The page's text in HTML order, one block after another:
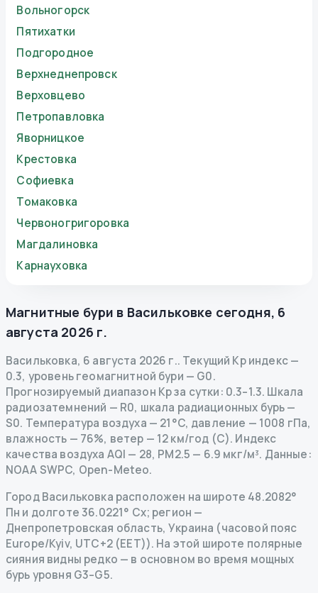
Вольногорск
Пятихатки
Подгородное
Верхнеднепровск
Верховцево
Петропавловка
Яворницкое
Крестовка
Софиевка
Томаковка
Червоногригоровка
Магдалиновка
Карнауховка
Магнитные бури в Васильковке сегодня, 6
августа 2026 г.
Васильковка, 6 августа 2026 г.. Текущий Kp индекс—
0.3, уровень геомагнитной бури — G0.
Прогнозируемый диапазон Kp за сутки: 0.3–1.3. Шкала
радиозатемнений — R0, шкала радиационных бурь—
S0. Температура воздуха — 21°C, давление — 1008 гПа,
влажность — 76%, ветер — 12 км/год (С). Индекс
качества воздуха AQI — 28, PM2.5 — 6.9 мкг/м³. Данные:
NOAA SWPC, Open-Meteo.
Город Васильковка расположен на широте 48.2082°
Пн и долготе 36.0221° Сх; регион —
Днепропетровская область, Украина (часовой пояс
Europe/Kyiv, UTC+2 (EET)). На этой широте полярные
сияния видны редко — в основном во время мощных
бурь уровня G3–G5.